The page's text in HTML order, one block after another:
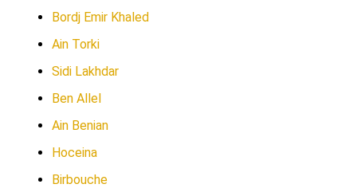
Bordj Emir Khaled
Ain Torki
Sidi Lakhdar
Ben Allel
Ain Benian
Hoceina
Birbouche